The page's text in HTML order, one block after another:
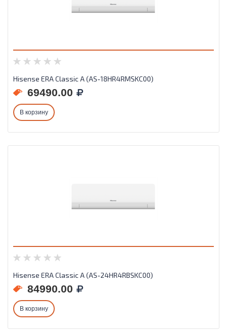
Hisense ERA Classic A (AS-18HR4RMSKC00)
69490.00
В корзину
Hisense ERA Classic A (AS-24HR4RBSKC00)
84990.00
В корзину